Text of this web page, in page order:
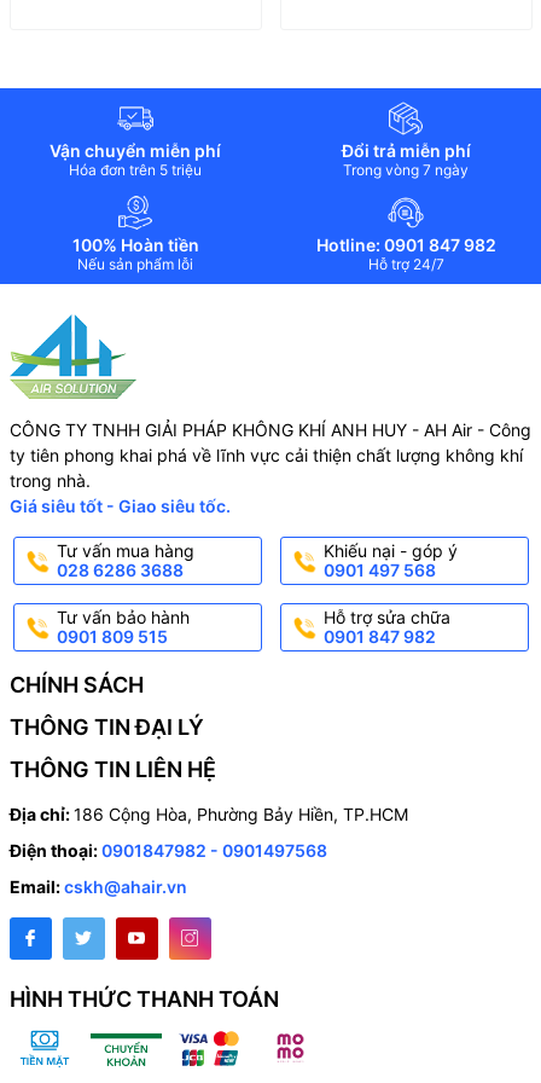
2. Bộ lọc không khí Hepa (H13) lọc bụi mịn PM2.5:
Để đảm bảo sức khỏe và không gây ô nhiễm, chúng tôi sử dụng
keo trám trét nhập khẩu thân thiện với môi trường, không màu và
không mùi. Lõi lọc mà chúng tôi sử dụng là 3M HEPA, đạt tiêu
chuẩn Châu Âu - H13, tỷ lệ loại bỏ hạt bụi mịn PM2.5 có thể lên
đến 99,97%.
3. Lọc tĩnh điện:
Với cách phóng điện kiểu chân cắm, bụi tĩnh điện cao áp có thể
thay thế dây tóc vonfram truyền thống hút bụi tĩnh điện cao áp.
loại bỏ PM2.5 cao đến 98%, do đó có thể tiêu diệt vi khuẩn và
ngăn ngừa nhiễm trùng hiệu quả. Bộ lọc này có thể giặt được,
cũng có thể được làm sạch bằng bàn chải, và sẽ không làm tăng
chi phí sử dụng.
Vận chuyển miễn phí
Hóa đơn trên 5 triệu
Đổi trả miễn phí
Trong vòng 7 ngày
100% Hoàn tiền
Nếu sản phẩm lỗi
Hotline: 0901 847 982
Hỗ trợ 24/7
CÔNG TY TNHH GIẢI PHÁP KHÔNG KHÍ ANH HUY - AH Air - Công
ty tiên phong khai phá về lĩnh vực cải thiện chất lượng không khí
trong nhà.
Giá siêu tốt - Giao siêu tốc.
Tư vấn mua hàng
028 6286 3688
Khiếu nại - góp ý
0901 497 568
Tư vấn bảo hành
0901 809 515
Hỗ trợ sửa chữa
0901 847 982
CHÍNH SÁCH
THÔNG TIN ĐẠI LÝ
THÔNG TIN LIÊN HỆ
Địa chỉ:186 Cộng Hòa, Phường Bảy Hiền, TP.HCM
Điện thoại:0901847982 - 0901497568
Email:cskh@ahair.vn
HÌNH THỨC THANH TOÁN